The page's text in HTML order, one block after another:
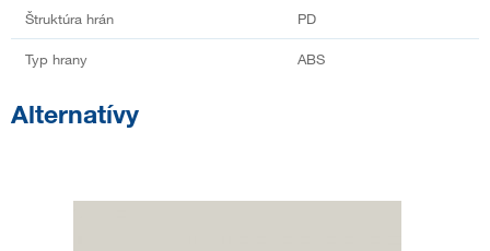
Štruktúra hrán PD
Typ hrany ABS
Alternatívy